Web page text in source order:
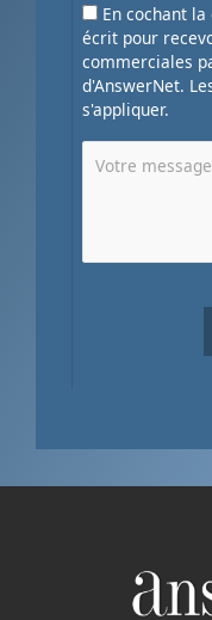
En cochant
écrit pour
commerciales
d'AnswerNet.
s'appliquer.